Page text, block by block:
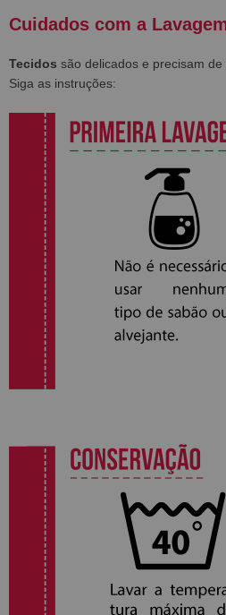
Cuidados com a
Tecidos são delicados e precisam
Siga as instruções: